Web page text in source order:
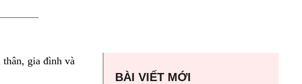
thân, gia đình và
BÀI VIẾT MỚI